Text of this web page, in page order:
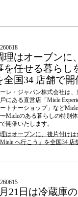
理はオーブンに
を任せる暮らし
全国34 店舗で開
ーレ・ジャパン株式会社は
にある直営店「Miele
トナーショップ」など
〜Mieleのある暮らしの特別
開催いたします。
はオーブンに、後⽚付け
Miele へ⾏こう』を全国34 店
21⽇は冷蔵庫